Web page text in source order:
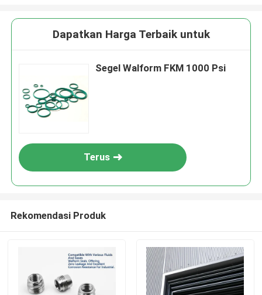
Dapatkan Harga Terbaik untuk
Segel Walform FKM 1000 Psi
Terus
Rekomendasi Produk